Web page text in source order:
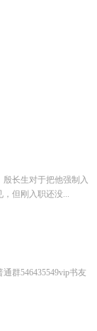
长生对于把他强制入
但刚入职还没...
群546435549vip书友